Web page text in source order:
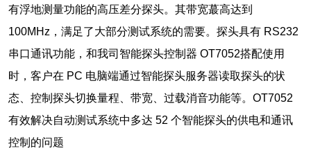
有浮地测量功能的高压差分探头。其带宽蕞高达到
100MHz，满足了大部分测试系统的需要。探头具有 RS232
串口通讯功能，和我司智能探头控制器 OT7052搭配使用
时，客户在 PC 电脑端通过智能探头服务器读取探头的状
态、控制探头切换量程、带宽、过载消音功能等。OT7052
有效解决自动测试系统中多达 52 个智能探头的供电和通讯
控制的问题